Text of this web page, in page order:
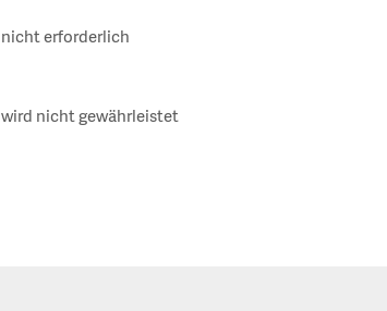
nicht erforderlich
wird nicht gewährleistet